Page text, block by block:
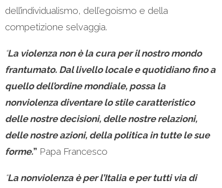
dell’individualismo, dell’egoismo e della
competizione selvaggia.
“La violenza non è la cura per il nostro mondo
frantumato. Dal livello locale e quotidiano fino a
quello dell’ordine mondiale, possa la
nonviolenza diventare lo stile caratteristico
delle nostre decisioni, delle nostre relazioni,
delle nostre azioni, della politica in tutte le sue
forme.” Papa Francesco
“La nonviolenza è per l’Italia e per tutti via di